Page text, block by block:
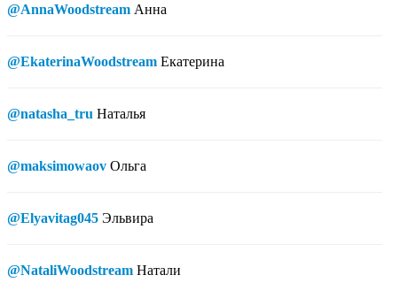
@AnnaWoodstream Анна
@EkaterinaWoodstream Екатерина
@natasha_tru Наталья
@maksimowaov Ольга
@Elyavitag045 Эльвира
@NataliWoodstream Натали